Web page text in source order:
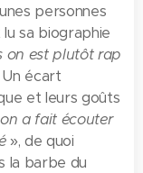
personnes
sa biographie
on est plutôt rap
Un écart
et leurs goûts
on a fait écouter
», de quoi
la barbe du